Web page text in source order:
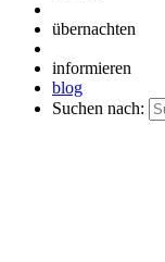
übernachten
informieren
blog
Suchen nach: